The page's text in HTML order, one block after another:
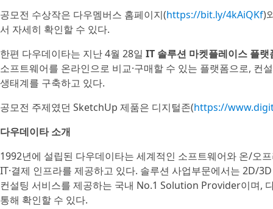
공모전 수상작은 다우멤버스 홈페이지(https://bit.ly/4kAiQKf)
서 자세히 확인할 수 있다.
한편 다우데이타는 지난 4월 28일 IT 솔루션 마켓플레이스 플랫
소프트웨어를 온라인으로 비교·구매할 수 있는 플랫폼으로, 컨
생태계를 구축하고 있다.
공모전 주제였던 SketchUp 제품은 디지털존(https://
다우데이타 소개
1992년에 설립된 다우데이타는 세계적인 소프트웨어와 온/오
IT·결제 인프라를 제공하고 있다. 솔루션 사업부문에서는 2D/
컨설팅 서비스를 제공하는 국내 No.1 Solution Provider이며,
통해 확인할 수 있다.